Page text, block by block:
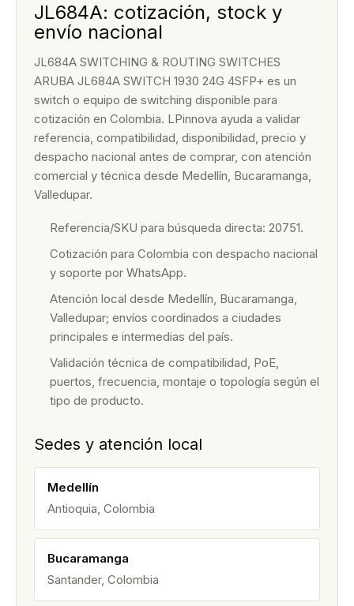
JL684A: cotización, stock y
envío nacional
JL684A SWITCHING & ROUTING SWITCHES
ARUBA JL684A SWITCH 1930 24G 4SFP+ es un
switch o equipo de switching disponible para
cotización en Colombia. LPinnova ayuda a validar
referencia, compatibilidad, disponibilidad, precio y
despacho nacional antes de comprar, con atención
comercial y técnica desde Medellín, Bucaramanga,
Valledupar.
Referencia/SKU para búsqueda directa: 20751.
Cotización para Colombia con despacho nacional
y soporte por WhatsApp.
Atención local desde Medellín, Bucaramanga,
Valledupar; envíos coordinados a ciudades
principales e intermedias del país.
Validación técnica de compatibilidad, PoE,
puertos, frecuencia, montaje o topología según el
tipo de producto.
Sedes y atención local
Medellín
Antioquia, Colombia
Bucaramanga
Santander, Colombia